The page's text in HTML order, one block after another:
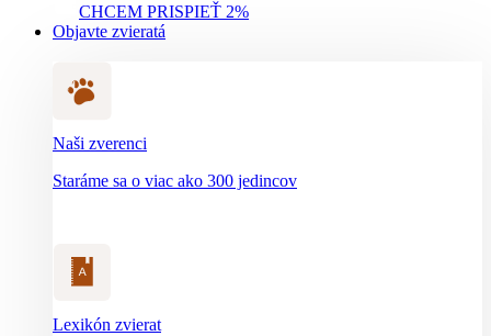
CHCEM PRISPIEŤ 2%
Objavte zvieratá
Naši zverenci
Staráme sa o viac ako 300 jedincov
Lexikón zvierat